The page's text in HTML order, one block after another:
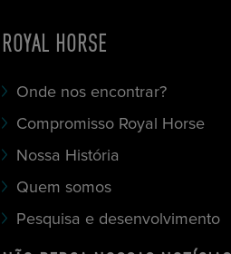
ROYAL HORSE
Onde nos encontrar?
Compromisso Royal Horse
Nossa História
Quem somos
Pesquisa e desenvolvimento